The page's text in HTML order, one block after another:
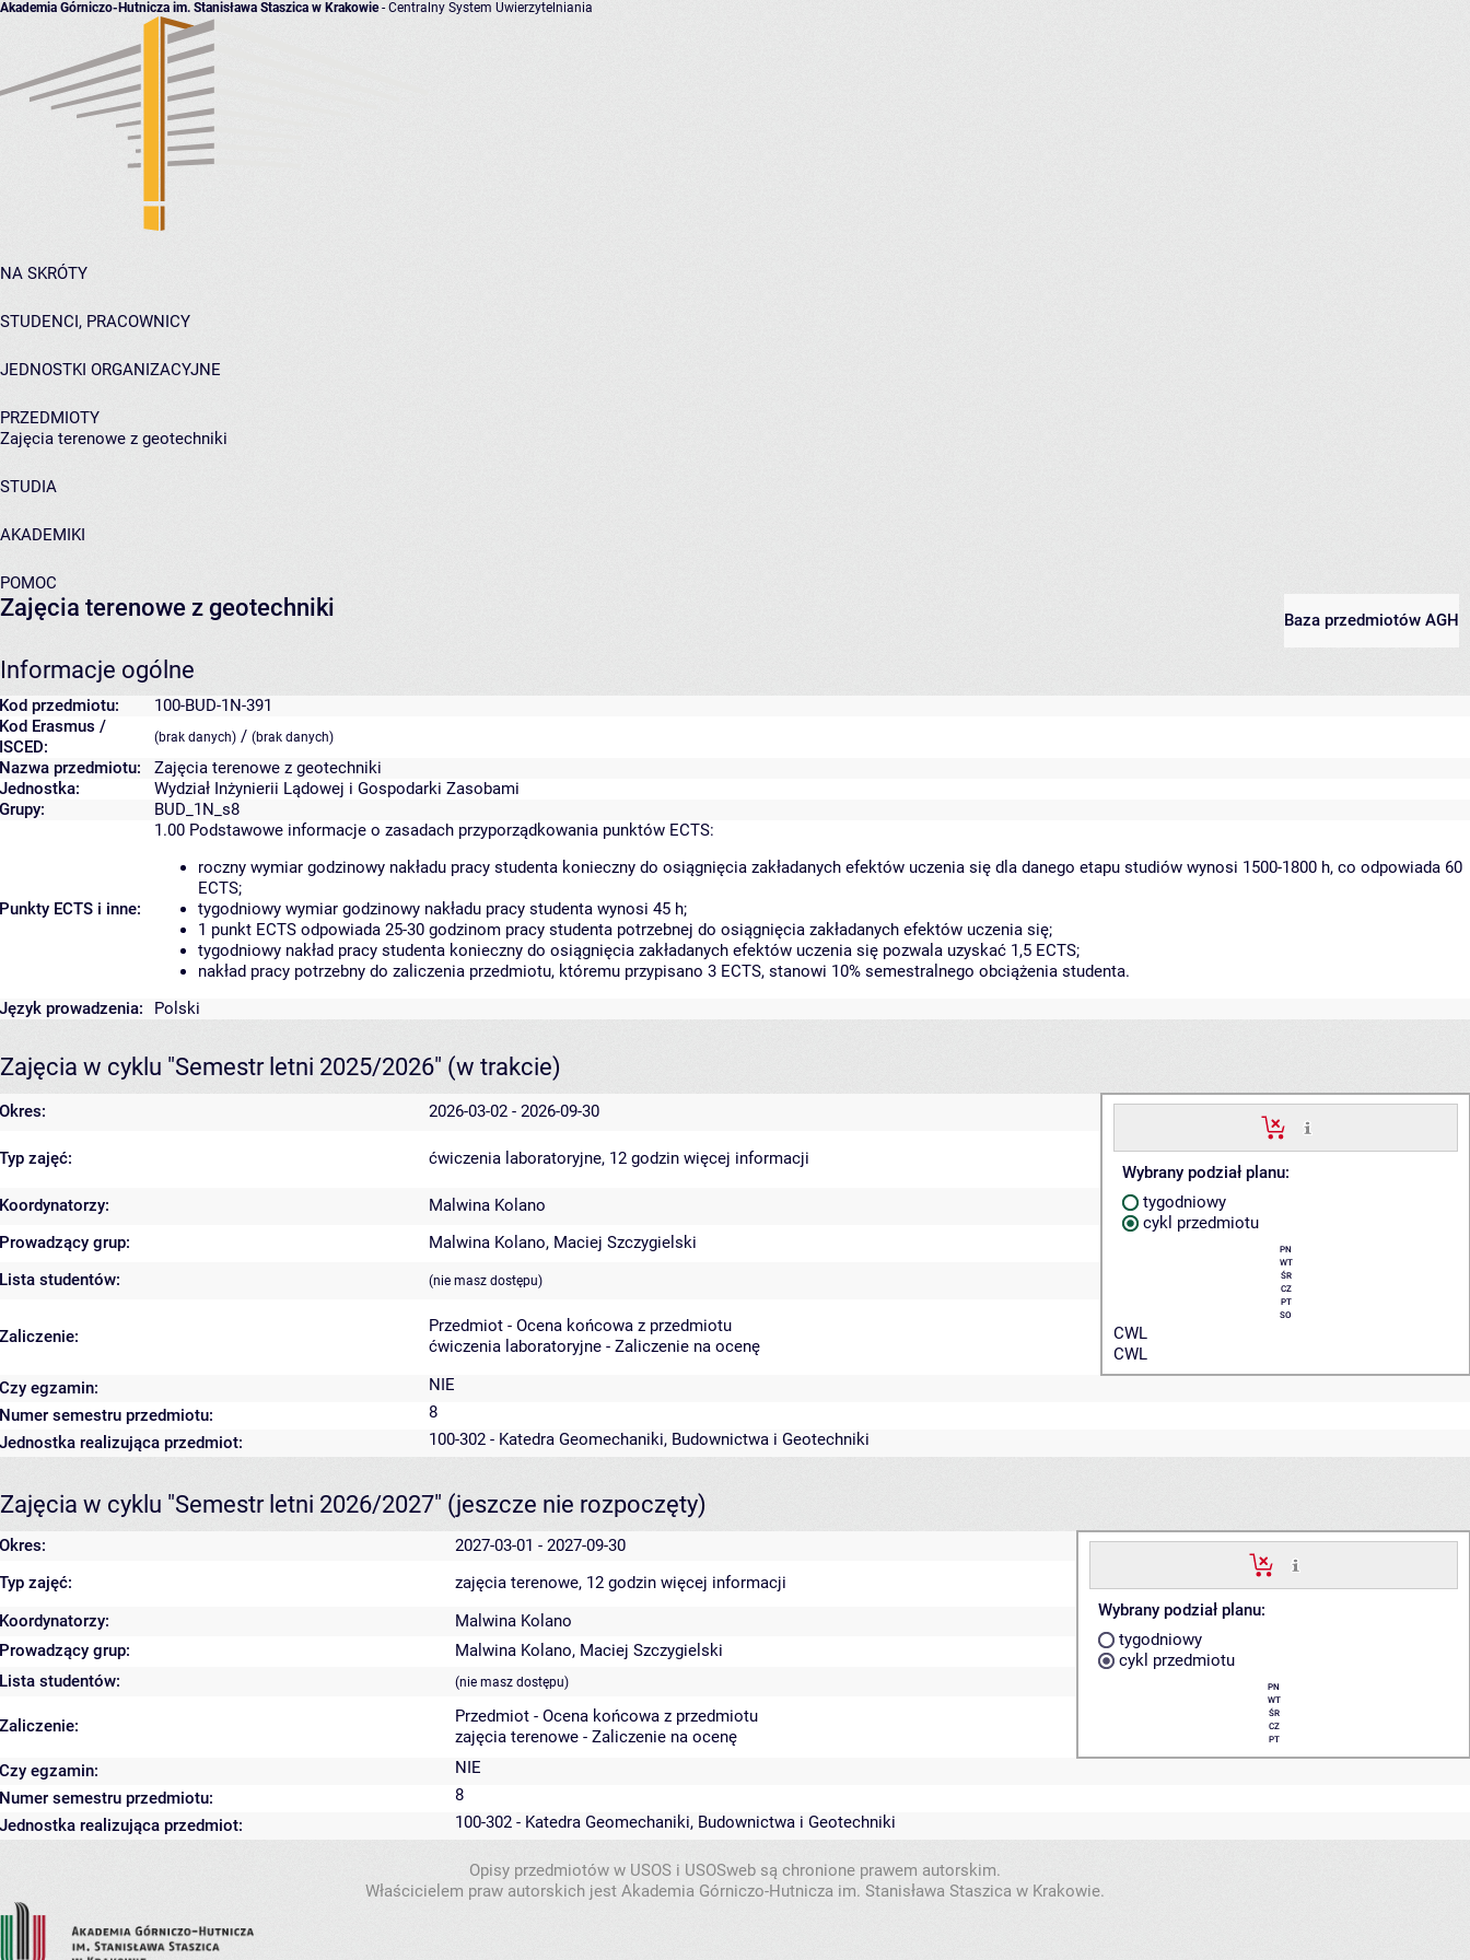
Akademia Górniczo-Hutnicza im. Stanisława Staszica w Krakowie- Centralny System Uwierzytelniania
NA SKRÓTY
STUDENCI, PRACOWNICY
JEDNOSTKI ORGANIZACYJNE
PRZEDMIOTY
Zajęcia terenowe z geotechniki
STUDIA
AKADEMIKI
POMOC
Baza przedmiotów AGH
Zajęcia terenowe z geotechniki
Informacje ogólne
Kod przedmiotu:
100-BUD-1N-391
Kod Erasmus /
ISCED:
(brak danych) / (brak danych)
Nazwa przedmiotu:
Zajęcia terenowe z geotechniki
Jednostka:
Wydział Inżynierii Lądowej i Gospodarki Zasobami
Grupy:
BUD_1N_s8
Punkty ECTS i inne:
1.00 Podstawowe informacje o zasadach przyporządkowania punktów ECTS:
roczny wymiar godzinowy nakładu pracy studenta konieczny do osiągnięcia zakładanych efektów uczenia się dla danego etapu studiów wynosi 1500-1800 h, co odpowiada 60
ECTS;
tygodniowy wymiar godzinowy nakładu pracy studenta wynosi 45 h;
1 punkt ECTS odpowiada 25-30 godzinom pracy studenta potrzebnej do osiągnięcia zakładanych efektów uczenia się;
tygodniowy nakład pracy studenta konieczny do osiągnięcia zakładanych efektów uczenia się pozwala uzyskać 1,5 ECTS;
nakład pracy potrzebny do zaliczenia przedmiotu, któremu przypisano 3 ECTS, stanowi 10% semestralnego obciążenia studenta.
Język prowadzenia:
Polski
Zajęcia w cyklu "Semestr letni 2025/2026" (w trakcie)
Okres: 2026-03-02 - 2026-09-30
Wybrany podział planu:
tygodniowy
cykl przedmiotu
PN
WT
ŚR
CZ
PT
SO
CWL
CWL
Typ zajęć: ćwiczenia laboratoryjne, 12 godzin więcej informacji
Koordynatorzy:
Malwina Kolano
Prowadzący grup:
Malwina Kolano, Maciej Szczygielski
Lista studentów:
(nie masz dostępu)
Zaliczenie:
Przedmiot - Ocena końcowa z przedmiotu
ćwiczenia laboratoryjne - Zaliczenie na ocenę
Czy egzamin:
NIE
Numer semestru przedmiotu:
8
Jednostka realizująca przedmiot:
100-302 - Katedra Geomechaniki, Budownictwa i Geotechniki
Zajęcia w cyklu "Semestr letni 2026/2027" (jeszcze nie rozpoczęty)
Okres: 2027-03-01 - 2027-09-30
Wybrany podział planu:
tygodniowy
cykl przedmiotu
PN
WT
ŚR
CZ
PT
Typ zajęć: zajęcia terenowe, 12 godzin więcej informacji
Koordynatorzy:
Malwina Kolano
Prowadzący grup:
Malwina Kolano, Maciej Szczygielski
Lista studentów:
(nie masz dostępu)
Zaliczenie:
Przedmiot - Ocena końcowa z przedmiotu
zajęcia terenowe - Zaliczenie na ocenę
Czy egzamin:
NIE
Numer semestru przedmiotu:
8
Jednostka realizująca przedmiot:
100-302 - Katedra Geomechaniki, Budownictwa i Geotechniki
Opisy przedmiotów w USOS i USOSweb są chronione prawem autorskim.
Właścicielem praw autorskich jest Akademia Górniczo-Hutnicza im. Stanisława Staszica w Krakowie.